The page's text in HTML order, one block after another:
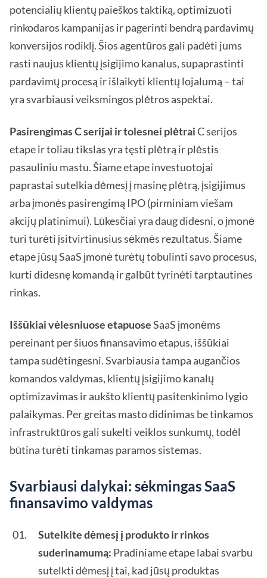
potencialių klientų paieškos taktiką, optimizuoti
rinkodaros kampanijas ir pagerinti bendrą pardavimų
konversijos rodiklį. Šios agentūros gali padėti jums
rasti naujus klientų įsigijimo kanalus, supaprastinti
pardavimų procesą ir išlaikyti klientų lojalumą – tai
yra svarbiausi veiksmingos plėtros aspektai.
Pasirengimas C serijai ir tolesnei plėtraiC serijos
etape ir toliau tikslas yra tęsti plėtrą ir plėstis
pasauliniu mastu. Šiame etape investuotojai
paprastai sutelkia dėmesį į masinę plėtrą, įsigijimus
arba įmonės pasirengimą IPO (pirminiam viešam
akcijų platinimui). Lūkesčiai yra daug didesni, o įmonė
turi turėti įsitvirtinusius sėkmės rezultatus. Šiame
etape jūsų SaaS įmonė turėtų tobulinti savo procesus,
kurti didesnę komandą ir galbūt tyrinėti tarptautines
rinkas.
Iššūkiai vėlesniuose etapuoseSaaS įmonėms
pereinant per šiuos finansavimo etapus, iššūkiai
tampa sudėtingesni. Svarbiausia tampa augančios
komandos valdymas, klientų įsigijimo kanalų
optimizavimas ir aukšto klientų pasitenkinimo lygio
palaikymas. Per greitas masto didinimas be tinkamos
infrastruktūros gali sukelti veiklos sunkumų, todėl
būtina turėti tinkamas paramos sistemas.
Svarbiausi dalykai: sėkmingas SaaS
finansavimo valdymas
Sutelkite dėmesį į produkto ir rinkos
suderinamumą: Pradiniame etape labai svarbu
sutelkti dėmesį į tai, kad jūsų produktas